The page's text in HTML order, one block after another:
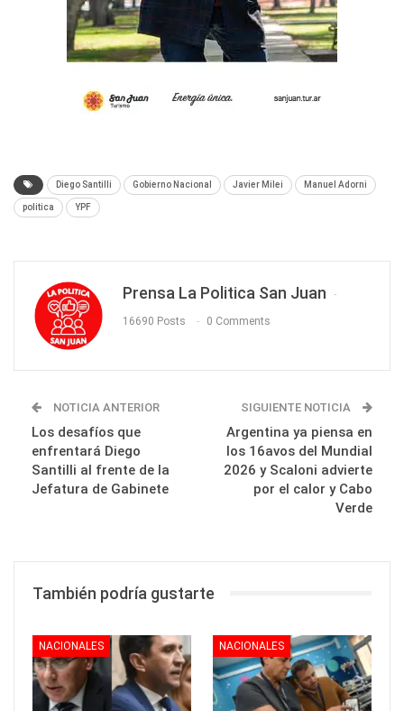
Diego Santilli Gobierno Nacional Javier Milei Manuel Adorni
politica YPF
Prensa La Politica San Juan
16690 Posts 0 Comments
NOTICIA ANTERIOR
Los desafíos que
enfrentará Diego
Santilli al frente de la
Jefatura de Gabinete
SIGUIENTE NOTICIA
Argentina ya piensa en
los 16avos del Mundial
2026 y Scaloni advierte
por el calor y Cabo
Verde
También podría gustarte
NACIONALES NACIONALES